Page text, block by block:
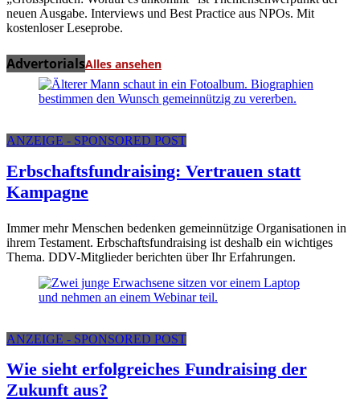
neuen Ausgabe. Interviews und Best Practice aus NPOs. Mit
kostenloser Leseprobe.
AdvertorialsAlles ansehen
ANZEIGE - SPONSORED POST
Erbschaftsfundraising: Vertrauen statt
Kampagne
Immer mehr Menschen bedenken gemeinnützige Organisationen in
ihrem Testament. Erbschaftsfundraising ist deshalb ein wichtiges
Thema. DDV-Mitglieder berichten über Ihr Erfahrungen.
ANZEIGE - SPONSORED POST
Wie sieht erfolgreiches Fundraising der
Zukunft aus?